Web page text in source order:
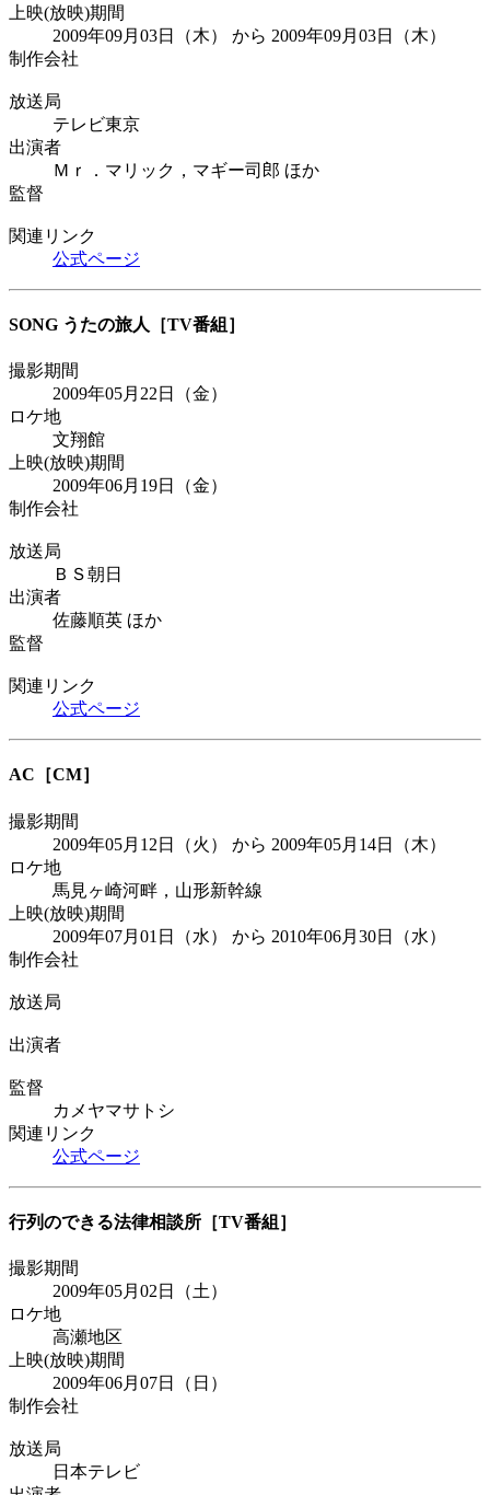
上映(放映)期間
2009年09月03日（木） から 2009年09月03日（木）
制作会社
放送局
テレビ東京
出演者
Ｍｒ．マリック，マギー司郎 ほか
監督
関連リンク
公式ページ
SONG うたの旅人 ［TV番組］
撮影期間
2009年05月22日（金）
ロケ地
文翔館
上映(放映)期間
2009年06月19日（金）
制作会社
放送局
ＢＳ朝日
出演者
佐藤順英 ほか
監督
関連リンク
公式ページ
AC ［CM］
撮影期間
2009年05月12日（火） から 2009年05月14日（木）
ロケ地
馬見ヶ崎河畔，山形新幹線
上映(放映)期間
2009年07月01日（水） から 2010年06月30日（水）
制作会社
放送局
出演者
監督
カメヤマサトシ
関連リンク
公式ページ
行列のできる法律相談所 ［TV番組］
撮影期間
2009年05月02日（土）
ロケ地
高瀬地区
上映(放映)期間
2009年06月07日（日）
制作会社
放送局
日本テレビ